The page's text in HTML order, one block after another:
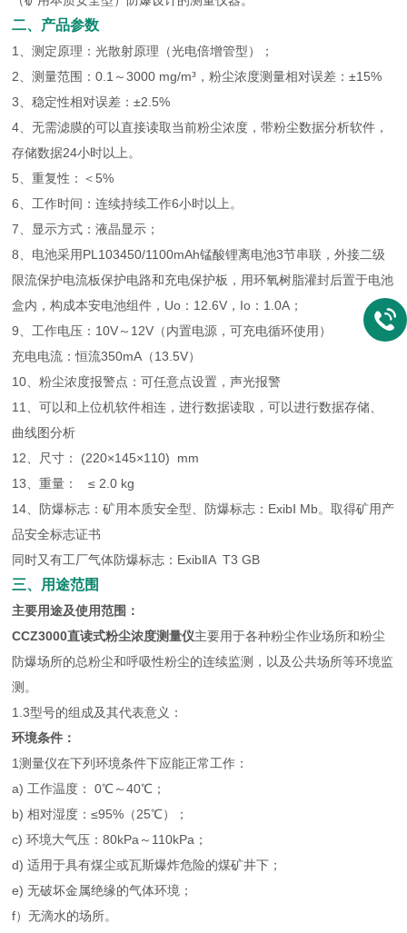
二、产品参数
1、测定原理：光散射原理（光电倍增管型）；
2、测量范围：0.1～3000 mg/m³，粉尘浓度测量相对误差：±15%
3、稳定性相对误差：±2.5%
4、无需滤膜的可以直接读取当前粉尘浓度，带粉尘数据分析软件，
存储数据24小时以上。
5、重复性：＜5%
6、工作时间：连续持续工作6小时以上。
7、显示方式：液晶显示；
8、电池采用PL103450/1100mAh锰酸锂离电池3节串联，外接二级
限流保护电流板保护电路和充电保护板，用环氧树脂灌封后置于电池
盒内，构成本安电池组件，Uo：12.6V，Io：1.0A；
9、工作电压：10V～12V（内置电源，可充电循环使用）
充电电流：恒流350mA（13.5V）
10、粉尘浓度报警点：可任意点设置，声光报警
11、可以和上位机软件相连，进行数据读取，可以进行数据存储、
曲线图分析
12、尺寸： (220×145×110) mm
13、重量： ≤ 2.0 kg
14、防爆标志：矿用本质安全型、防爆标志：ExibⅠ Mb。取得矿用产
品安全标志证书
同时又有工厂气体防爆标志：ExibⅡA T3 GB
三、用途范围
主要用途及使用范围：
CCZ3000直读式粉尘浓度测量仪主要用于各种粉尘作业场所和粉尘
防爆场所的总粉尘和呼吸性粉尘的连续监测，以及公共场所等环境监
测。
1.3型号的组成及其代表意义：
环境条件：
1测量仪在下列环境条件下应能正常工作：
a) 工作温度： 0℃～40℃；
b) 相对湿度：≤95%（25℃）；
c) 环境大气压：80kPa～110kPa；
d) 适用于具有煤尘或瓦斯爆炸危险的煤矿井下；
e) 无破坏金属绝缘的气体环境；
f）无滴水的场所。